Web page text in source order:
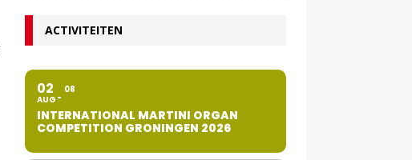
ACTIVITEITEN
02
AUG
08
INTERNATIONAL MARTINI ORGAN
COMPETITION GRONINGEN 2026